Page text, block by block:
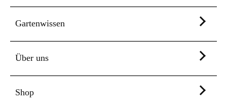
Gartenwissen
Über uns
Shop